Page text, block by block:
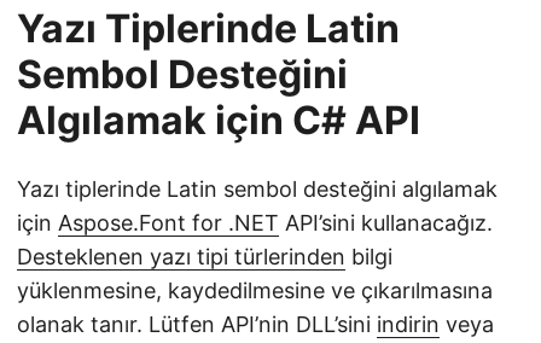
Yazı Tiplerinde Latin
Sembol Desteğini
Algılamak için C# API
Yazı tiplerinde Latin sembol desteğini algılamak
için Aspose.Font for .NET API’sini kullanacağız.
Desteklenen yazı tipi türlerinden bilgi
yüklenmesine, kaydedilmesine ve çıkarılmasına
olanak tanır. Lütfen API’nin DLL’sini indirin veya